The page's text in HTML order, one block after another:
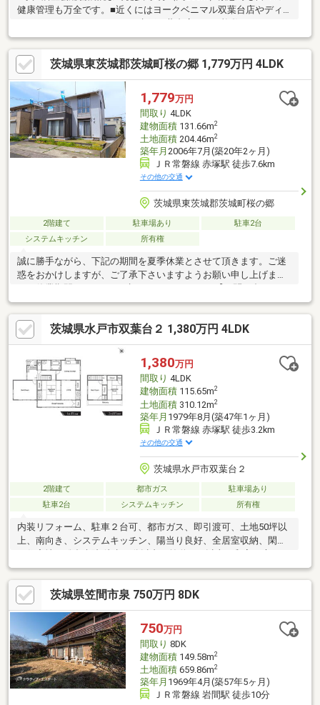
健康管理も万全です。■近くにはヨークベニマル双葉台店やディ
があります。日常の食料品や日用品の買い物に困りません。■閑
静な住宅街■車庫１台。カーポート付き１台※土地売り可（１１８
０万円）茨城県東茨城郡茨城町桜の郷 1,779万円 4LDK
1,779万円
間取り 4LDK
建物面積131.66m2
土地面積204.46m2
築年月 2006年7月(築20年2ヶ月)
ＪＲ常磐線 赤塚駅 徒歩7.6km
その他の交通
茨城県東茨城郡茨城町桜の郷
2階建て 駐車場あり
駐車2台
システムキッチン
所有権
誠に勝手ながら、下記の期間を夏季休業とさせて頂きます。ご迷
惑をおかけしますが、ご了承下さいますようお願い申し上げま
は、香陵住販５０号バイパス支店まで】●新築建売、中古戸建・
マンション、土地、収益物件お取り扱い有り●売却査定事例、賃
貸仲介事例多数有り●ご案内だけではなく、資金計画・住宅ロー
ンのご相談もお任せください
茨城県水戸市双葉台２ 1,380万円 4LDK
1,380万円
間取り 4LDK
建物面積115.65m2
土地面積310.12m2
築年月 1979年8月(築47年1ヶ月)
ＪＲ常磐線 赤塚駅 徒歩3.2km
その他の交通
茨城県水戸市双葉台２
2階建て 都市ガス
駐車場あり
駐車2台
システムキッチン 所有権
内装リフォーム、駐車２台可、都市ガス、即引渡可、土地50坪以
上、南向き、システムキッチン、陽当り良好、全居室収納、閑静
坪以上、庭、シャワー付洗面化粧台、浴室１坪以上、２階建、南
面バルコニー、全室南向き、オートバス、温水洗浄便座、南庭、
浴室に窓、ＴＶモニタ付インターホン、大型タウン内、平坦地
茨城県笠間市泉 750万円 8DK
750万円
間取り 8DK
建物面積149.58m2
土地面積659.86m2
築年月 1969年4月(築57年5ヶ月)
ＪＲ常磐線 岩間駅 徒歩10分